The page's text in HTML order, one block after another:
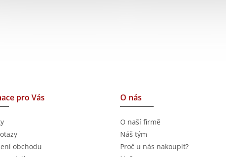
pro Vás
obchodu
O nás
O naší firmě
Náš tým
Proč u nás nakoupit?